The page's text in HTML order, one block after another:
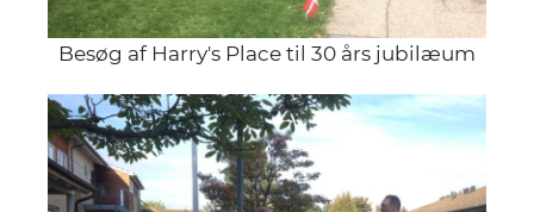
Besøg af Harry's Place til 30 års jubilæum